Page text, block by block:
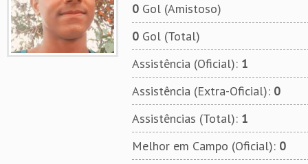
0Gol (Amistoso)
0Gol (Total)
Assistência (Oficial): 1
Assistência (Extra-Oficial): 0
Assistências (Total): 1
Melhor em Campo (Oficial): 0